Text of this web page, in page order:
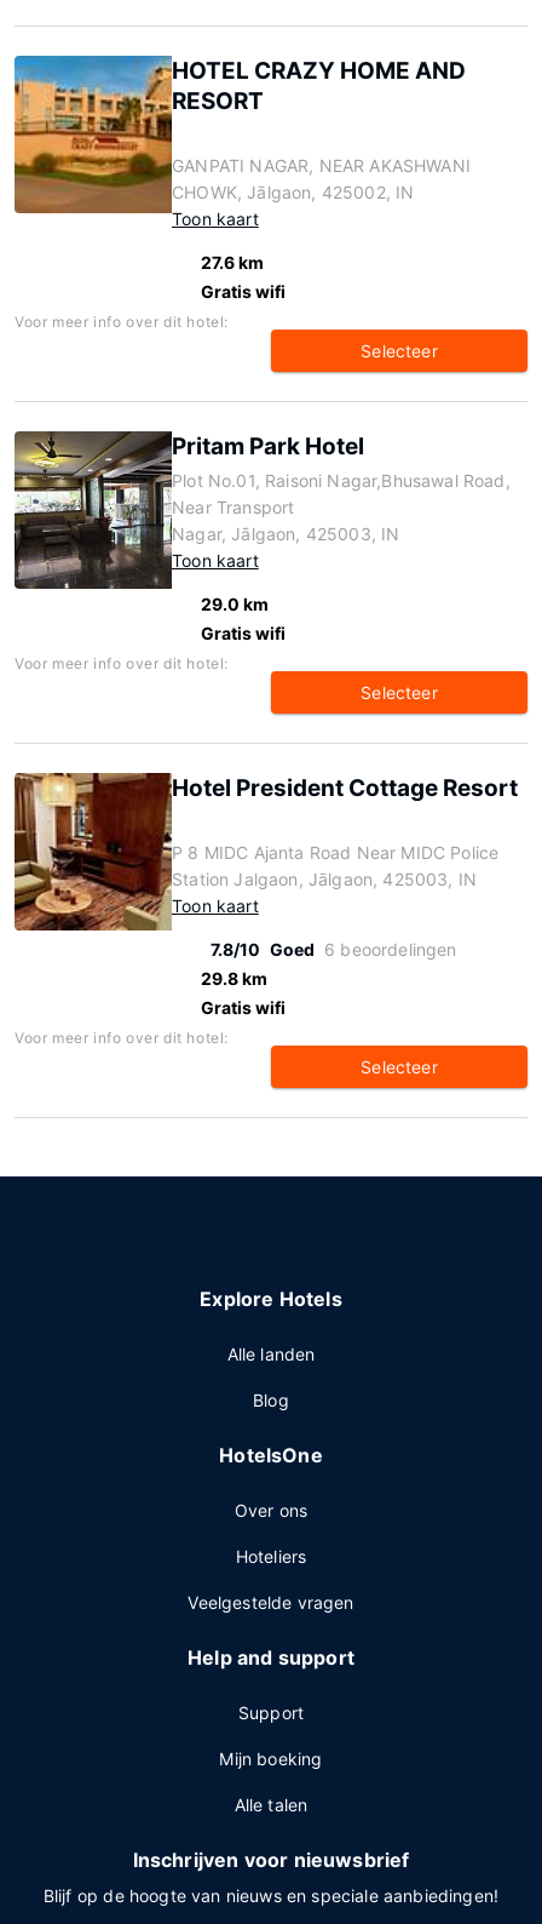
HOTEL CRAZY HOME AND
RESORT
GANPATI NAGAR, NEAR AKASHWANI
CHOWK, Jālgaon, 425002, IN
Toon kaart
27.6 km
Gratis wifi
Voor meer info over dit hotel:
Selecteer
Pritam Park Hotel
Plot No.01, Raisoni Nagar,Bhusawal Road,
Near Transport
Nagar, Jālgaon, 425003, IN
Toon kaart
29.0 km
Gratis wifi
Voor meer info over dit hotel:
Selecteer
Hotel President Cottage Resort
P 8 MIDC Ajanta Road Near MIDC Police
Station Jalgaon, Jālgaon, 425003, IN
Toon kaart
7.8/10 Goed 6 beoordelingen
29.8 km
Gratis wifi
Voor meer info over dit hotel:
Selecteer
Explore Hotels
Alle landen
Blog
HotelsOne
Over ons
Hoteliers
Veelgestelde vragen
Help and support
Support
Mijn boeking
Alle talen
Inschrijven voor nieuwsbrief
Blijf op de hoogte van nieuws en speciale aanbiedingen!